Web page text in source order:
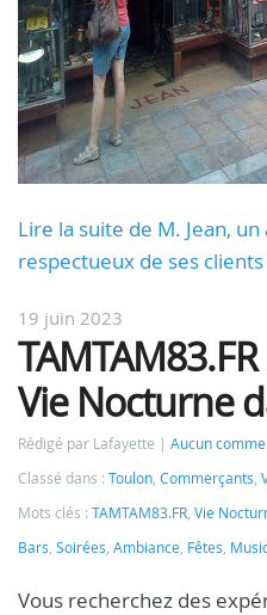
Lire la suite de M. Jean,
respectueux de ses clients
19 juin 2023
Vie Nocturne
Rédigé par Lafayette
Aucun
Classé dans : Toulon, Commerçants,
Mots clés : TAMTAM83.FR, Vie
Bars, Soirées, Ambiance, Fêtes,
Vous recherchez des